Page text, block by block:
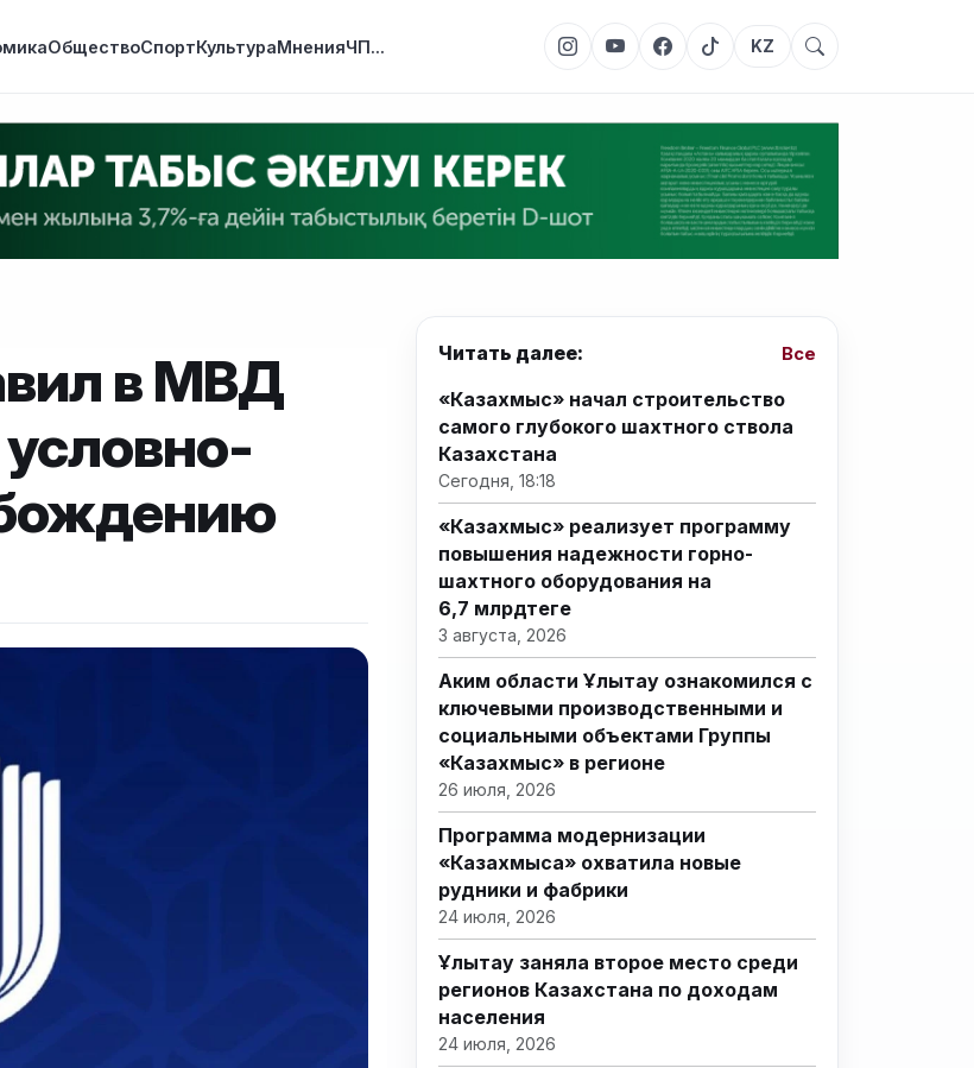
ОбществоСпортКультураМненияЧП... KZ
в МВД
Читать далее: Все
«Казахмыс» начал строительство
самого глубокого шахтного ствола
Казахстана
Сегодня, 18:18
«Казахмыс» реализует программу
повышения надежности горно-
шахтного оборудования на
6,7 млрдтеңге
3 августа, 2026
Аким области Ұлытау ознакомился с
ключевыми производственными и
социальными объектами Группы
«Казахмыс» в регионе
26 июля, 2026
Программа модернизации
«Казахмыса» охватила новые
рудники и фабрики
24 июля, 2026
Ұлытау заняла второе место среди
регионов Казахстана по доходам
населения
24 июля, 2026